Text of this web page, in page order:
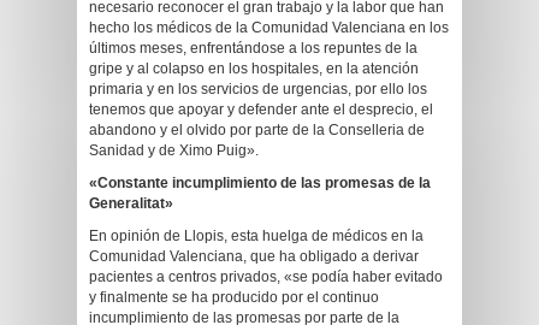
necesario reconocer el gran trabajo y la labor que han
hecho los médicos de la Comunidad Valenciana en los
últimos meses, enfrentándose a los repuntes de la
gripe y al colapso en los hospitales, en la atención
primaria y en los servicios de urgencias, por ello los
tenemos que apoyar y defender ante el desprecio, el
abandono y el olvido por parte de la Conselleria de
Sanidad y de Ximo Puig».
«Constante incumplimiento de las promesas de la
Generalitat»
En opinión de Llopis, esta huelga de médicos en la
Comunidad Valenciana, que ha obligado a derivar
pacientes a centros privados, «se podía haber evitado
y finalmente se ha producido por el continuo
incumplimiento de las promesas por parte de la